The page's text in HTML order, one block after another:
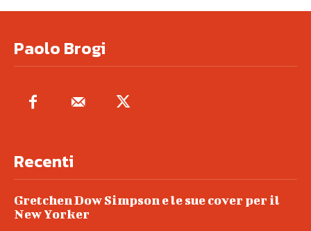
Paolo Brogi
Recenti
Gretchen Dow Simpson e le sue cover per il
New Yorker